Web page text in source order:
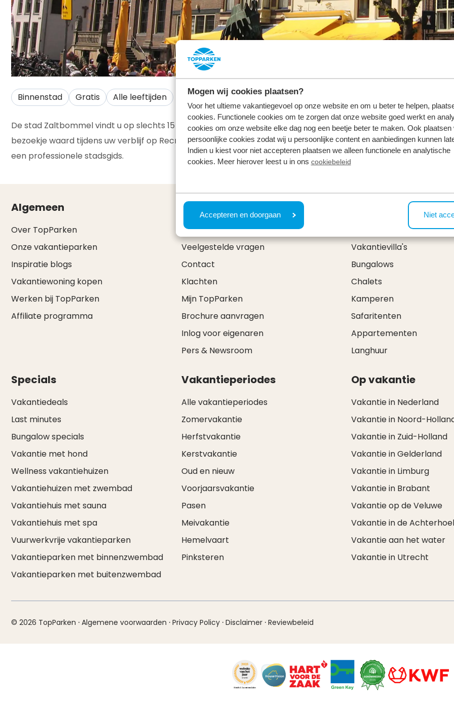
Mogen wij cookies plaatsen?
Voor het ultieme vakantiegevoel op onze website en om u beter te helpen,
cookies. Functionele cookies om te zorgen dat onze website goed werkt en
cookies om onze website elke dag nog een beetje beter te maken. Ook plaatsen
persoonlijke cookies zodat wij u persoonlijke content en aanbiedingen kunnen
Indien u kiest voor niet accepteren plaatsen we alleen functionele en analytische
cookies. Meer hierover leest u in ons cookiebeleid
Accepteren en doorgaan Niet
Binnenstad Gratis Alle leeftijden
De stad Zaltbommel vindt u op slechts 15 minuten rijden van het vakantiepark. Het stadje heeft veel
bezoekje waard tijdens uw verblijf op Recreatiepark het Esmeer. Tijdens het toeristische seizoen kunt u deze
een professionele stadsgids.
Algemeen
Over TopParken
Onze vakantieparken
Inspiratie blogs
Vakantiewoning kopen
Werken bij TopParken
Affiliate programma
Service & contact
Onze eerlijke prijzen
Veelgestelde vragen
Contact
Klachten
Mijn TopParken
Brochure aanvragen
Inlog voor eigenaren
Pers & Newsroom
Vakantiehuizen
Vakantievilla's
Bungalows
Chalets
Kamperen
Safaritenten
Appartementen
Langhuur
Specials
Vakantiedeals
Last minutes
Bungalow specials
Vakantie met hond
Wellness vakantiehuizen
Vakantiehuizen met zwembad
Vakantiehuis met sauna
Vakantiehuis met spa
Vuurwerkvrije vakantieparken
Vakantieparken met binnenzwembad
Vakantieparken met buitenzwembad
Vakantieperiodes
Alle vakantieperiodes
Zomervakantie
Herfstvakantie
Kerstvakantie
Oud en nieuw
Voorjaarsvakantie
Pasen
Meivakantie
Hemelvaart
Pinksteren
Op vakantie
Vakantie in Nederland
Vakantie in Noord-
Vakantie in Zuid-Holland
Vakantie in Gelderland
Vakantie in Limburg
Vakantie in Brabant
Vakantie op de Veluwe
Vakantie in de
Vakantie aan het water
Vakantie in Utrecht
© 2026 TopParken · Algemene voorwaarden · Privacy Policy · Disclaimer · Reviewbeleid